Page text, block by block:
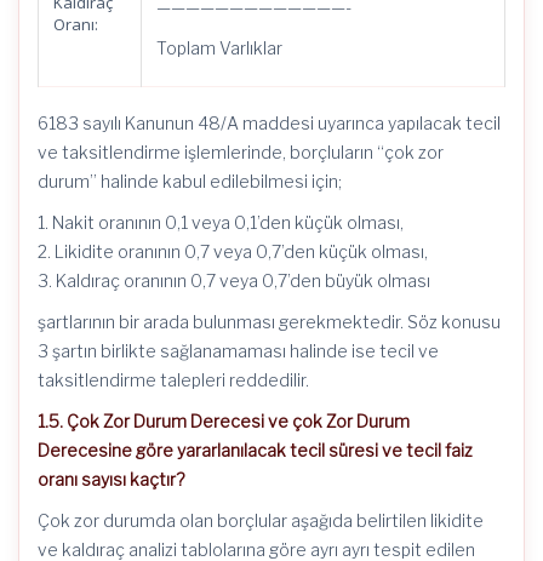
Oranı:
—————————————-
Toplam Varlıklar
6183 sayılı Kanunun 48/A maddesi uyarınca yapılacak tecil
ve taksitlendirme işlemlerinde, borçluların “çok zor
durum” halinde kabul edilebilmesi için;
1. Nakit oranının 0,1 veya 0,1’den küçük olması,
2. Likidite oranının 0,7 veya 0,7’den küçük olması,
3. Kaldıraç oranının 0,7 veya 0,7’den büyük olması
şartlarının bir arada bulunması gerekmektedir. Söz konusu
3 şartın birlikte sağlanamaması halinde ise tecil ve
taksitlendirme talepleri reddedilir.
1.5. Çok Zor Durum Derecesi ve çok Zor Durum
Derecesine göre yararlanılacak tecil süresi ve tecil faiz
oranı sayısı kaçtır?
Çok zor durumda olan borçlular aşağıda belirtilen likidite
ve kaldıraç analizi tablolarına göre ayrı ayrı tespit edilen